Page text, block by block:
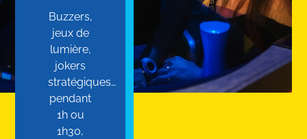
Buzzers,
jeux de
lumière,
jokers
stratégiques…
pendant
1h ou
1h30,